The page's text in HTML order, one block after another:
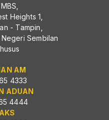
Heights 1,
- Tampin,
Sembilan
AM
4333
ADUAN
4444